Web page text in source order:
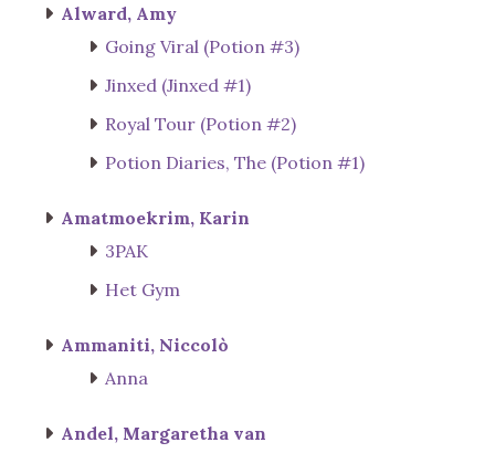
Alward, Amy
Going Viral (Potion #3)
Jinxed (Jinxed #1)
Royal Tour (Potion #2)
Potion Diaries, The (Potion #1)
Amatmoekrim, Karin
3PAK
Het Gym
Ammaniti, Niccolò
Anna
Andel, Margaretha van